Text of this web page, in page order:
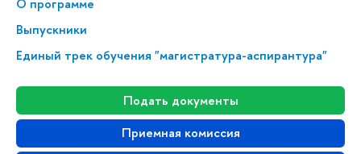
О программе
Выпускники
Единый трек обучения "магистратура-аспирантура"
Подать документы
Приемная комиссия